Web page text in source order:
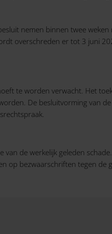
nemen binnen twee
overschreden er tot 3 juni
te worden verwacht. Het
De besluitvorming van
de werkelijk geleden
op bezwaarschriften tegen de